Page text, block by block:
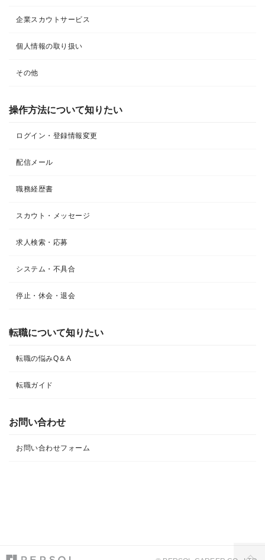
企業スカウトサービス
個人情報の取り扱い
その他
操作方法について知りたい
ログイン・登録情報変更
配信メール
職務経歴書
スカウト・メッセージ
求人検索・応募
システム・不具合
停止・休会・退会
転職について知りたい​
転職の悩みQ＆A​
転職ガイド
お問い合わせ
お問い合わせフォーム